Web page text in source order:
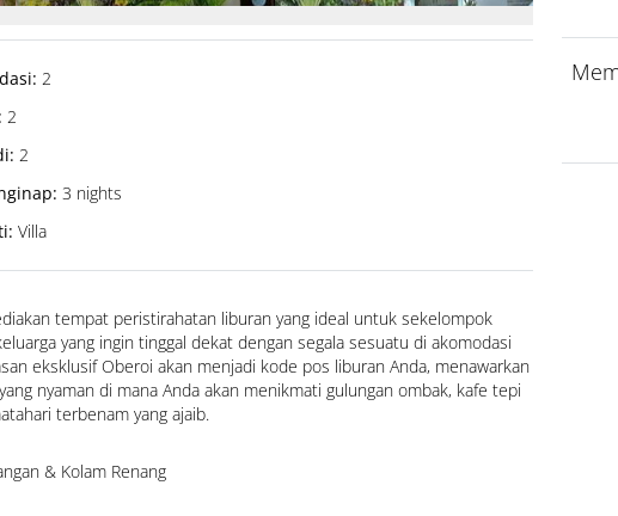
: 2
: 2
: 2
: 3 nights
: Villa
tempat peristirahatan liburan yang ideal untuk sekelompok
yang ingin tinggal dekat dengan segala sesuatu di akomodasi
eksklusif Oberoi akan menjadi kode pos liburan Anda, menawarkan
nyaman di mana Anda akan menikmati gulungan ombak, kafe tepi
terbenam yang ajaib.
& Kolam Renang